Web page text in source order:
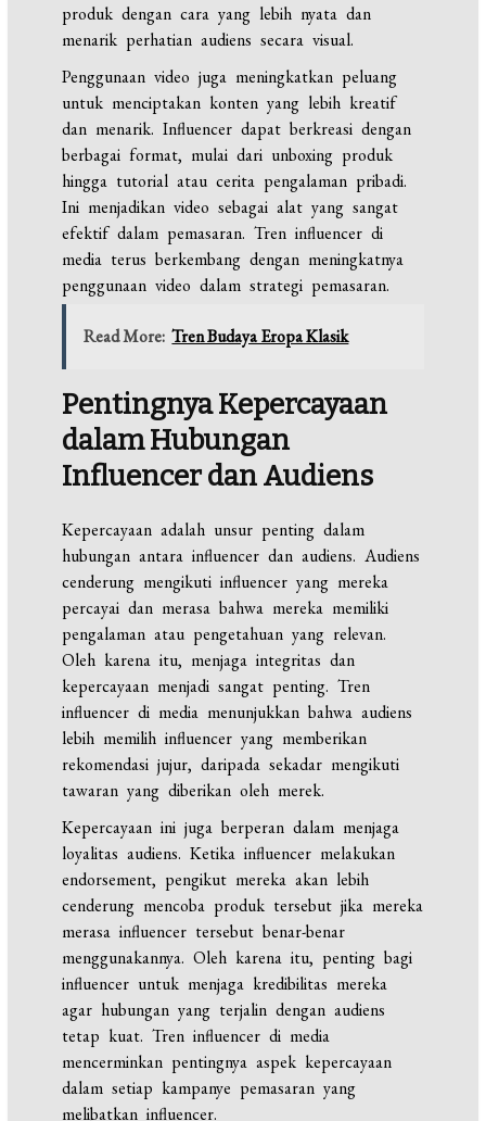
produk dengan cara yang lebih nyata dan
menarik perhatian audiens secara visual.
Penggunaan video juga meningkatkan peluang
untuk menciptakan konten yang lebih kreatif
dan menarik. Influencer dapat berkreasi dengan
berbagai format, mulai dari unboxing produk
hingga tutorial atau cerita pengalaman pribadi.
Ini menjadikan video sebagai alat yang sangat
efektif dalam pemasaran. Tren influencer di
media terus berkembang dengan meningkatnya
penggunaan video dalam strategi pemasaran.
Read More: Tren Budaya Eropa Klasik
Pentingnya Kepercayaan
dalam Hubungan
Influencer dan Audiens
Kepercayaan adalah unsur penting dalam
hubungan antara influencer dan audiens. Audiens
cenderung mengikuti influencer yang mereka
percayai dan merasa bahwa mereka memiliki
pengalaman atau pengetahuan yang relevan.
Oleh karena itu, menjaga integritas dan
kepercayaan menjadi sangat penting. Tren
influencer di media menunjukkan bahwa audiens
lebih memilih influencer yang memberikan
rekomendasi jujur, daripada sekadar mengikuti
tawaran yang diberikan oleh merek.
Kepercayaan ini juga berperan dalam menjaga
loyalitas audiens. Ketika influencer melakukan
endorsement, pengikut mereka akan lebih
cenderung mencoba produk tersebut jika mereka
merasa influencer tersebut benar-benar
menggunakannya. Oleh karena itu, penting bagi
influencer untuk menjaga kredibilitas mereka
agar hubungan yang terjalin dengan audiens
tetap kuat. Tren influencer di media
mencerminkan pentingnya aspek kepercayaan
dalam setiap kampanye pemasaran yang
melibatkan influencer.